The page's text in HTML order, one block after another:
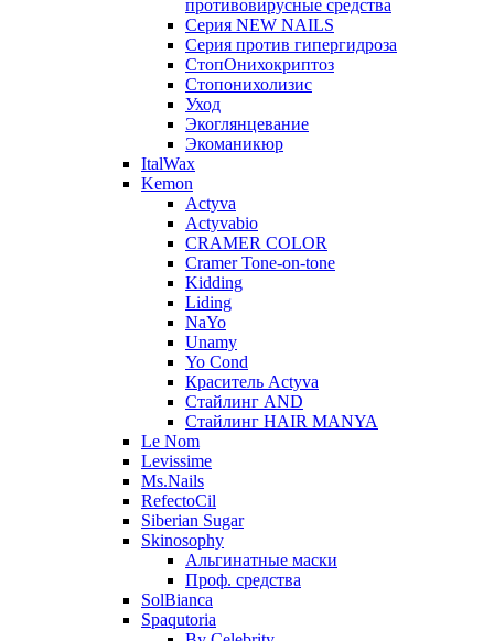
противовирусные средства
Серия NEW NAILS
Серия против гипергидроза
СтопОнихокриптоз
Стопонихолизис
Уход
Экоглянцевание
Экоманикюр
ItalWax
Kemon
Actyva
Actyvabio
CRAMER COLOR
Cramer Tone-on-tone
Kidding
Liding
NaYo
Unamy
Yo Cond
Краситель Actyva
Стайлинг AND
Стайлинг HAIR MANYA
Le Nom
Levissime
Ms.Nails
RefectoCil
Siberian Sugar
Skinosophy
Альгинатные маски
Проф. средства
SolBianca
Spaqutoria